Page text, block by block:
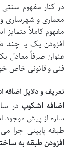
در کنار مفهوم سنتی
معماری و شهرسازی
مفهوم کاملاً
افزودن یک یا چند
عنوان صرفاً معادل
فنی و قانونی خاص
تعریف و دلایل اضافه
اضافه اشکوبدر
سازه از پیش موجود
طبقه پایینی اجرا
افزودن طبقه به